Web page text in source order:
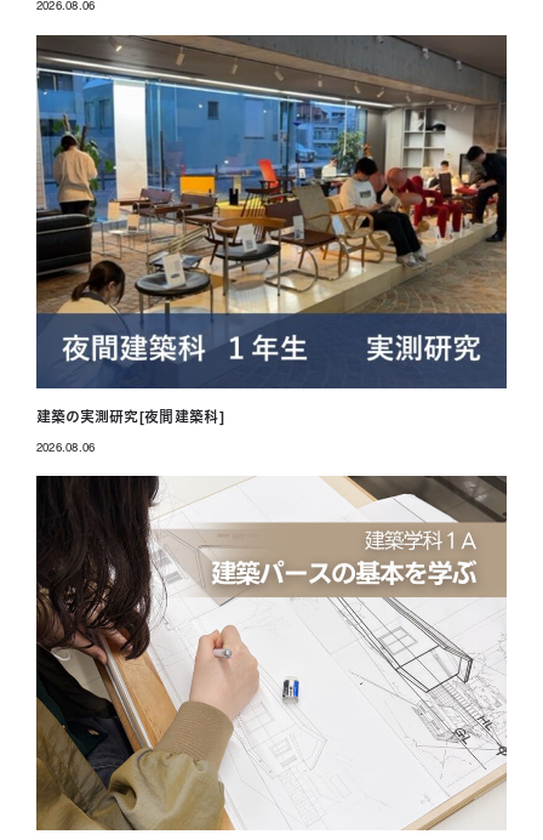
2026.08.06
建築の実測研究[夜間建築科]
2026.08.06